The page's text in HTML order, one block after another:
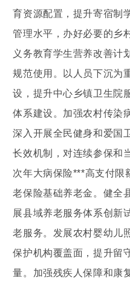
育资源配置，提升寄宿制
管理水平，办好必要的乡
义务教育学生营养改善计
规范使用。以人员下沉为
设，提升中心乡镇卫生院
体系建设。加强农村传染
深入开展全民健身和爱国
长效机制，对连续参保和
次年大病保险***高支付限
老保险基础养老金。健全
展县域养老服务体系创新
老服务。发展农村婴幼儿
保护机构覆盖面，提升留
量。加强残疾人保障和康